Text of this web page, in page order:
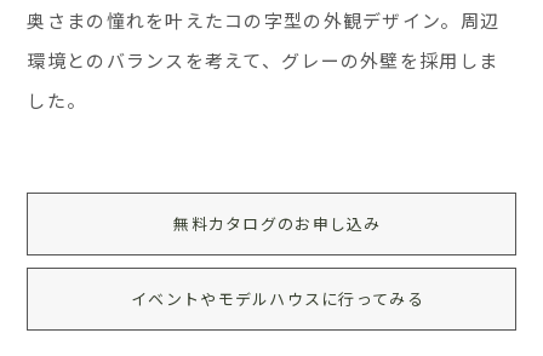
奥さまの憧れを叶えたコの字型の外観デザイン。周辺
環境とのバランスを考えて、グレーの外壁を採用しま
した。
無料カタログのお申し込み
イベントやモデルハウスに行ってみる